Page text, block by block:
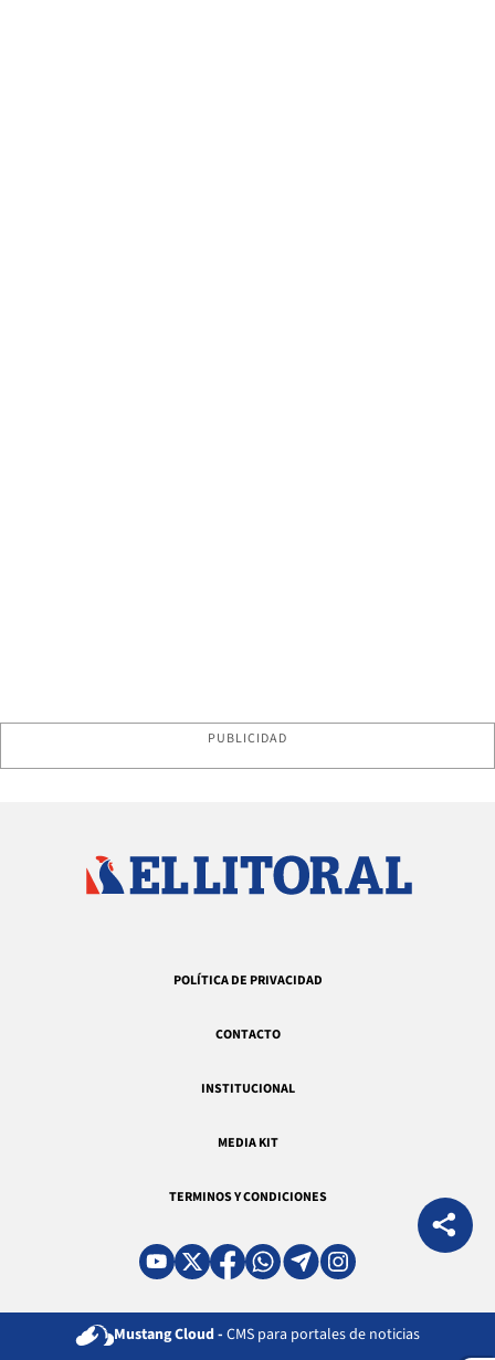
PUBLICIDAD
POLÍTICA DE PRIVACIDAD
CONTACTO
INSTITUCIONAL
MEDIA KIT
TERMINOS Y CONDICIONES
Mustang Cloud - CMS para portales de noticias